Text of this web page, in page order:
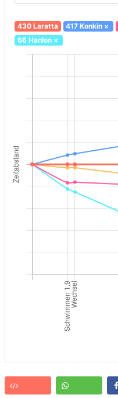
430 Laratta 417 Konkin ×
66 Hanlon×